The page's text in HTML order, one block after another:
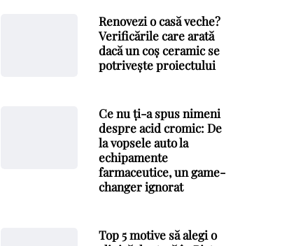
Renovezi o casă veche?
Verificările care arată
dacă un coș ceramic se
potrivește proiectului
Ce nu ți-a spus nimeni
despre acid cromic: De
la vopsele auto la
echipamente
farmaceutice, un game-
changer ignorat
Top 5 motive să alegi o